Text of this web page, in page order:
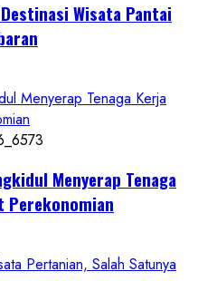
Wisata Pantai
Menyerap Tenaga Kerja
Menyerap Tenaga
Perekonomian
Pertanian, Salah Satunya